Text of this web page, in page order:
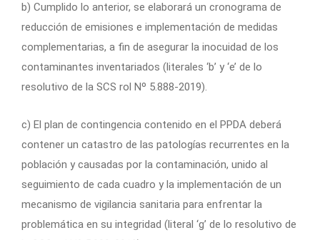
b) Cumplido lo anterior, se elaborará un cronograma de
reducción de emisiones e implementación de medidas
complementarias, a fin de asegurar la inocuidad de los
contaminantes inventariados (literales ‘b’ y ‘e’ de lo
resolutivo de la SCS rol Nº 5.888-2019).
c) El plan de contingencia contenido en el PPDA deberá
contener un catastro de las patologías recurrentes en la
población y causadas por la contaminación, unido al
seguimiento de cada cuadro y la implementación de un
mecanismo de vigilancia sanitaria para enfrentar la
problemática en su integridad (literal ‘g’ de lo resolutivo de